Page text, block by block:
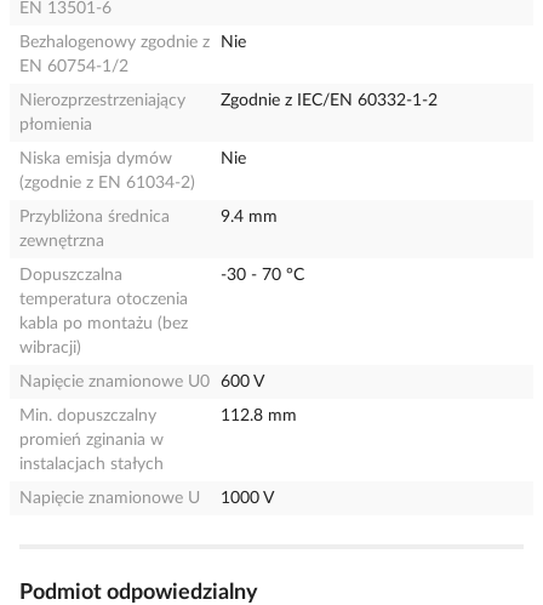
EN 13501-6
Bezhalogenowy zgodnie z
EN 60754-1/2
Nie
Nierozprzestrzeniający
płomienia
Zgodnie z IEC/EN 60332-1-2
Niska emisja dymów
(zgodnie z EN 61034-2)
Nie
Przybliżona średnica
zewnętrzna
9.4 mm
Dopuszczalna
temperatura otoczenia
kabla po montażu (bez
wibracji)
-30 - 70 °C
Napięcie znamionowe U0
600 V
Min. dopuszczalny
promień zginania w
instalacjach stałych
112.8 mm
Napięcie znamionowe U 1000 V
Podmiot odpowiedzialny